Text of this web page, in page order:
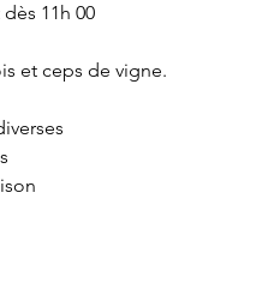
11h 00
et ceps de vigne.